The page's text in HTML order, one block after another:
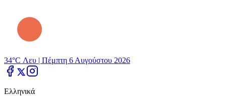
34°C Λευ | Πέμπτη 6 Αυγούστου 2026
Ελληνικά